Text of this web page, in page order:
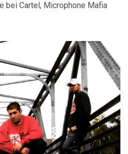
bei Cartel, Microphone Mafia